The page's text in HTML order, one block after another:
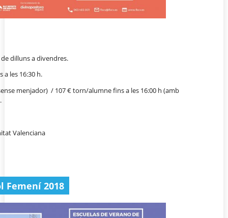
dilluns a divendres.
a les 16:30 h.
menjador) / 107 € torn/alumne fins a les 16:00 h (amb
.
Valenciana
Femení 2018